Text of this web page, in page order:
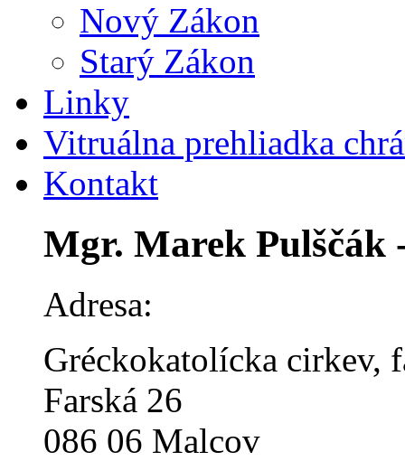
Nový Zákon
Starý Zákon
Linky
Vitruálna prehliadka
Kontakt
Mgr. Marek Pulščák
Adresa:
Gréckokatolícka cirkev,
Farská 26
086 06 Malcov